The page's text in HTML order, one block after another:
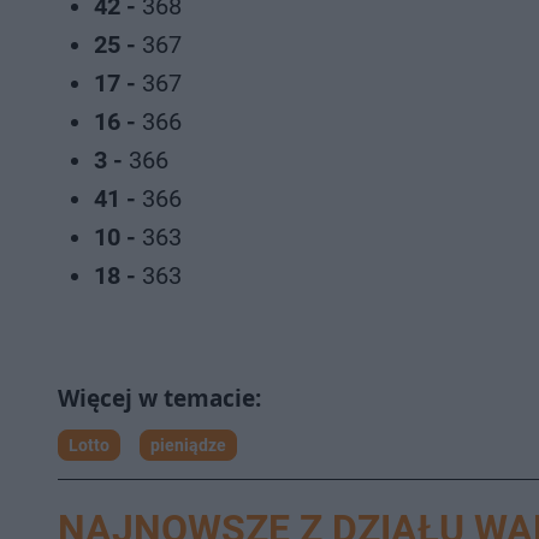
42 - 368
25 - 367
17 - 367
16 - 366
3 - 366
41 - 366
10 - 363
18 - 363
Lotto pieniądze
NAJNOWSZE Z DZIAŁU